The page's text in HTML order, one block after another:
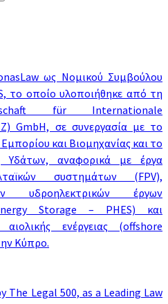
ως Νομικού Συμβούλου
το οποίο υλοποιήθηκε από τη
für Internationale
GmbH, σε συνεργασία με το
και Βιομηχανίας και το
Υδάτων, αναφορικά με έργα
συστημάτων (FPV),
υδροηλεκτρικών έργων
Storage – PHES) και
ενέργειας (offshore
Κύπρο.
The Legal 500, as a Leading Law